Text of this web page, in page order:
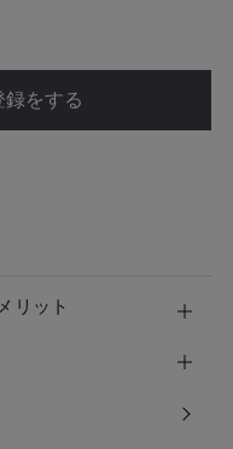
をする
リット